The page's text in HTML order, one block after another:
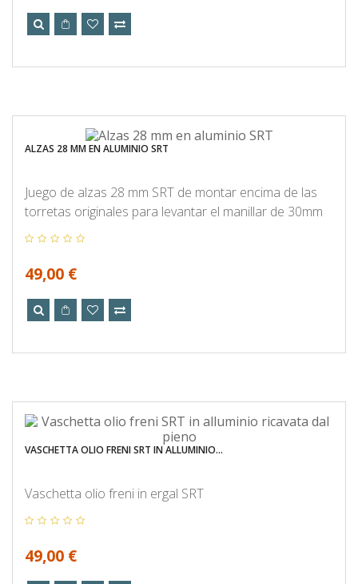
ALZAS 28 MM EN ALUMINIO SRT
Juego de alzas 28 mm SRT de montar encima de las
torretas originales para levantar el manillar de 30mm
49,00 €
VASCHETTA OLIO FRENI SRT IN ALLUMINIO...
Vaschetta olio freni in ergal SRT
49,00 €